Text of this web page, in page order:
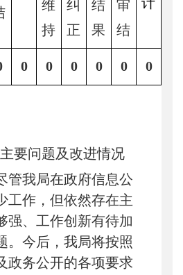
维
持
纠
正
结
果
审
结
0 0 0 0 0 0
要问题及改进情况
管我局在政府信息公
工作，但依然存在主
强、工作创新有待加
。今后，我局将按照
政务公开的各项要求